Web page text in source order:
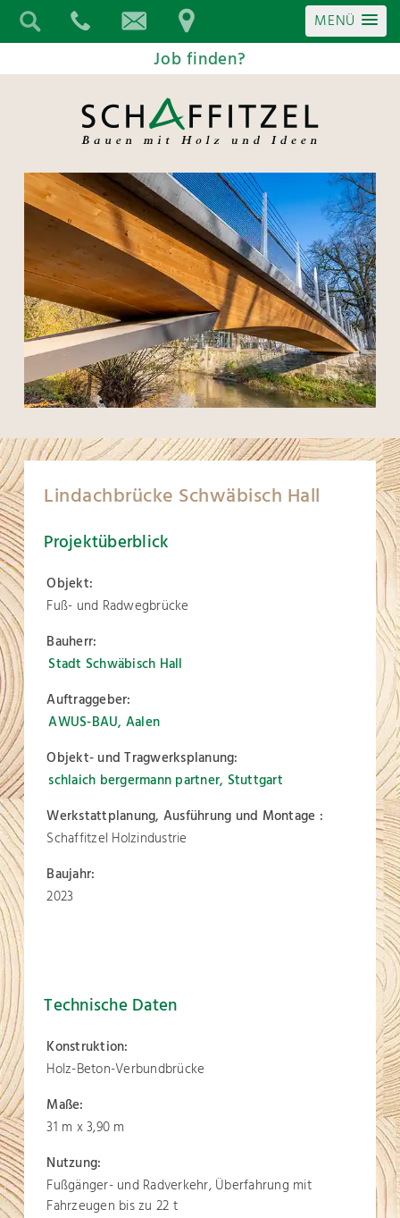
MENÜ
Job finden?
Lindachbrücke Schwäbisch Hall
Projektüberblick
Objekt:
Fuß- und Radwegbrücke
Bauherr:
Stadt Schwäbisch Hall
Auftraggeber:
AWUS-BAU, Aalen
Objekt- und Tragwerksplanung:
schlaich bergermann partner, Stuttgart
Werkstattplanung, Ausführung und Montage :
Schaffitzel Holzindustrie
Baujahr:
2023
Technische Daten
Konstruktion:
Holz-Beton-Verbundbrücke
Maße:
31 m x 3,90 m
Nutzung:
Fußgänger- und Radverkehr, Überfahrung mit
Fahrzeugen bis zu 22 t